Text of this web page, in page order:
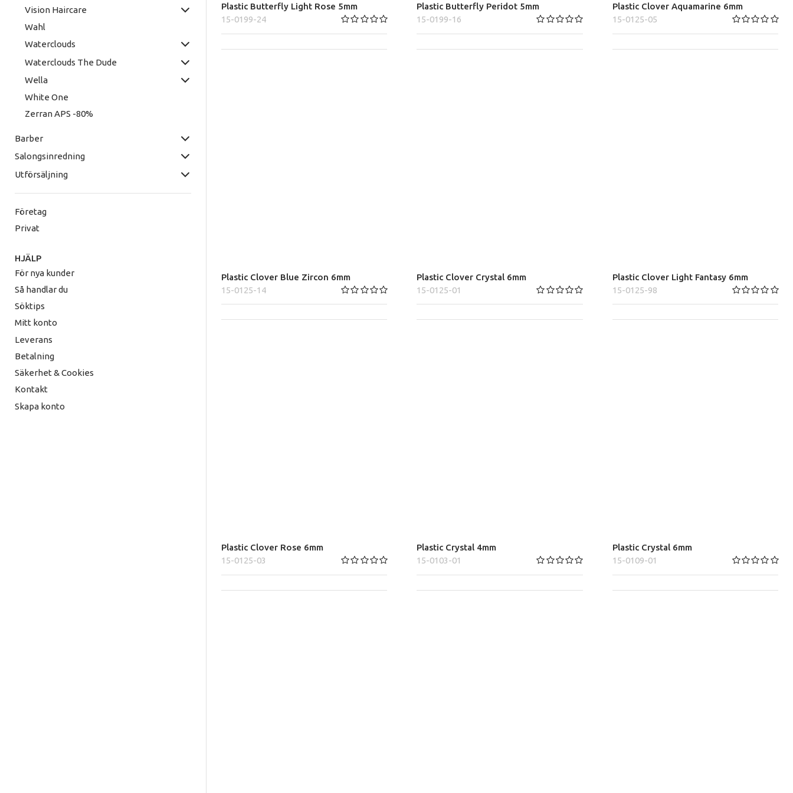
Vision Haircare
Wahl
Waterclouds
Waterclouds The Dude
Wella
White One
Zerran APS -80%
Barber
Salongsinredning
Utförsäljning
Företag
Privat
HJÄLP
För nya kunder
Så handlar du
Söktips
Mitt konto
Leverans
Betalning
Säkerhet & Cookies
Kontakt
Skapa konto
Plastic Butterfly Light Rose 5mm
15-0199-24
Plastic Butterfly Peridot 5mm
15-0199-16
Plastic Clover Aquamarine 6mm
15-0125-05
Plastic Clover Blue Zircon 6mm
15-0125-14
Plastic Clover Crystal 6mm
15-0125-01
Plastic Clover Light Fantasy 6mm
15-0125-98
Plastic Clover Rose 6mm
15-0125-03
Plastic Crystal 4mm
15-0103-01
Plastic Crystal 6mm
15-0109-01